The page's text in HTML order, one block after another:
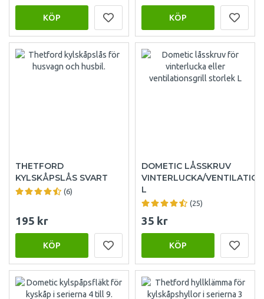
KÖP KÖP
THETFORD
KYLSKÅPSLÅS SVART
(6)
195 kr
KÖP
DOMETIC LÅSSKRUV
VINTERLUCKA/
L
(25)
35 kr
KÖP